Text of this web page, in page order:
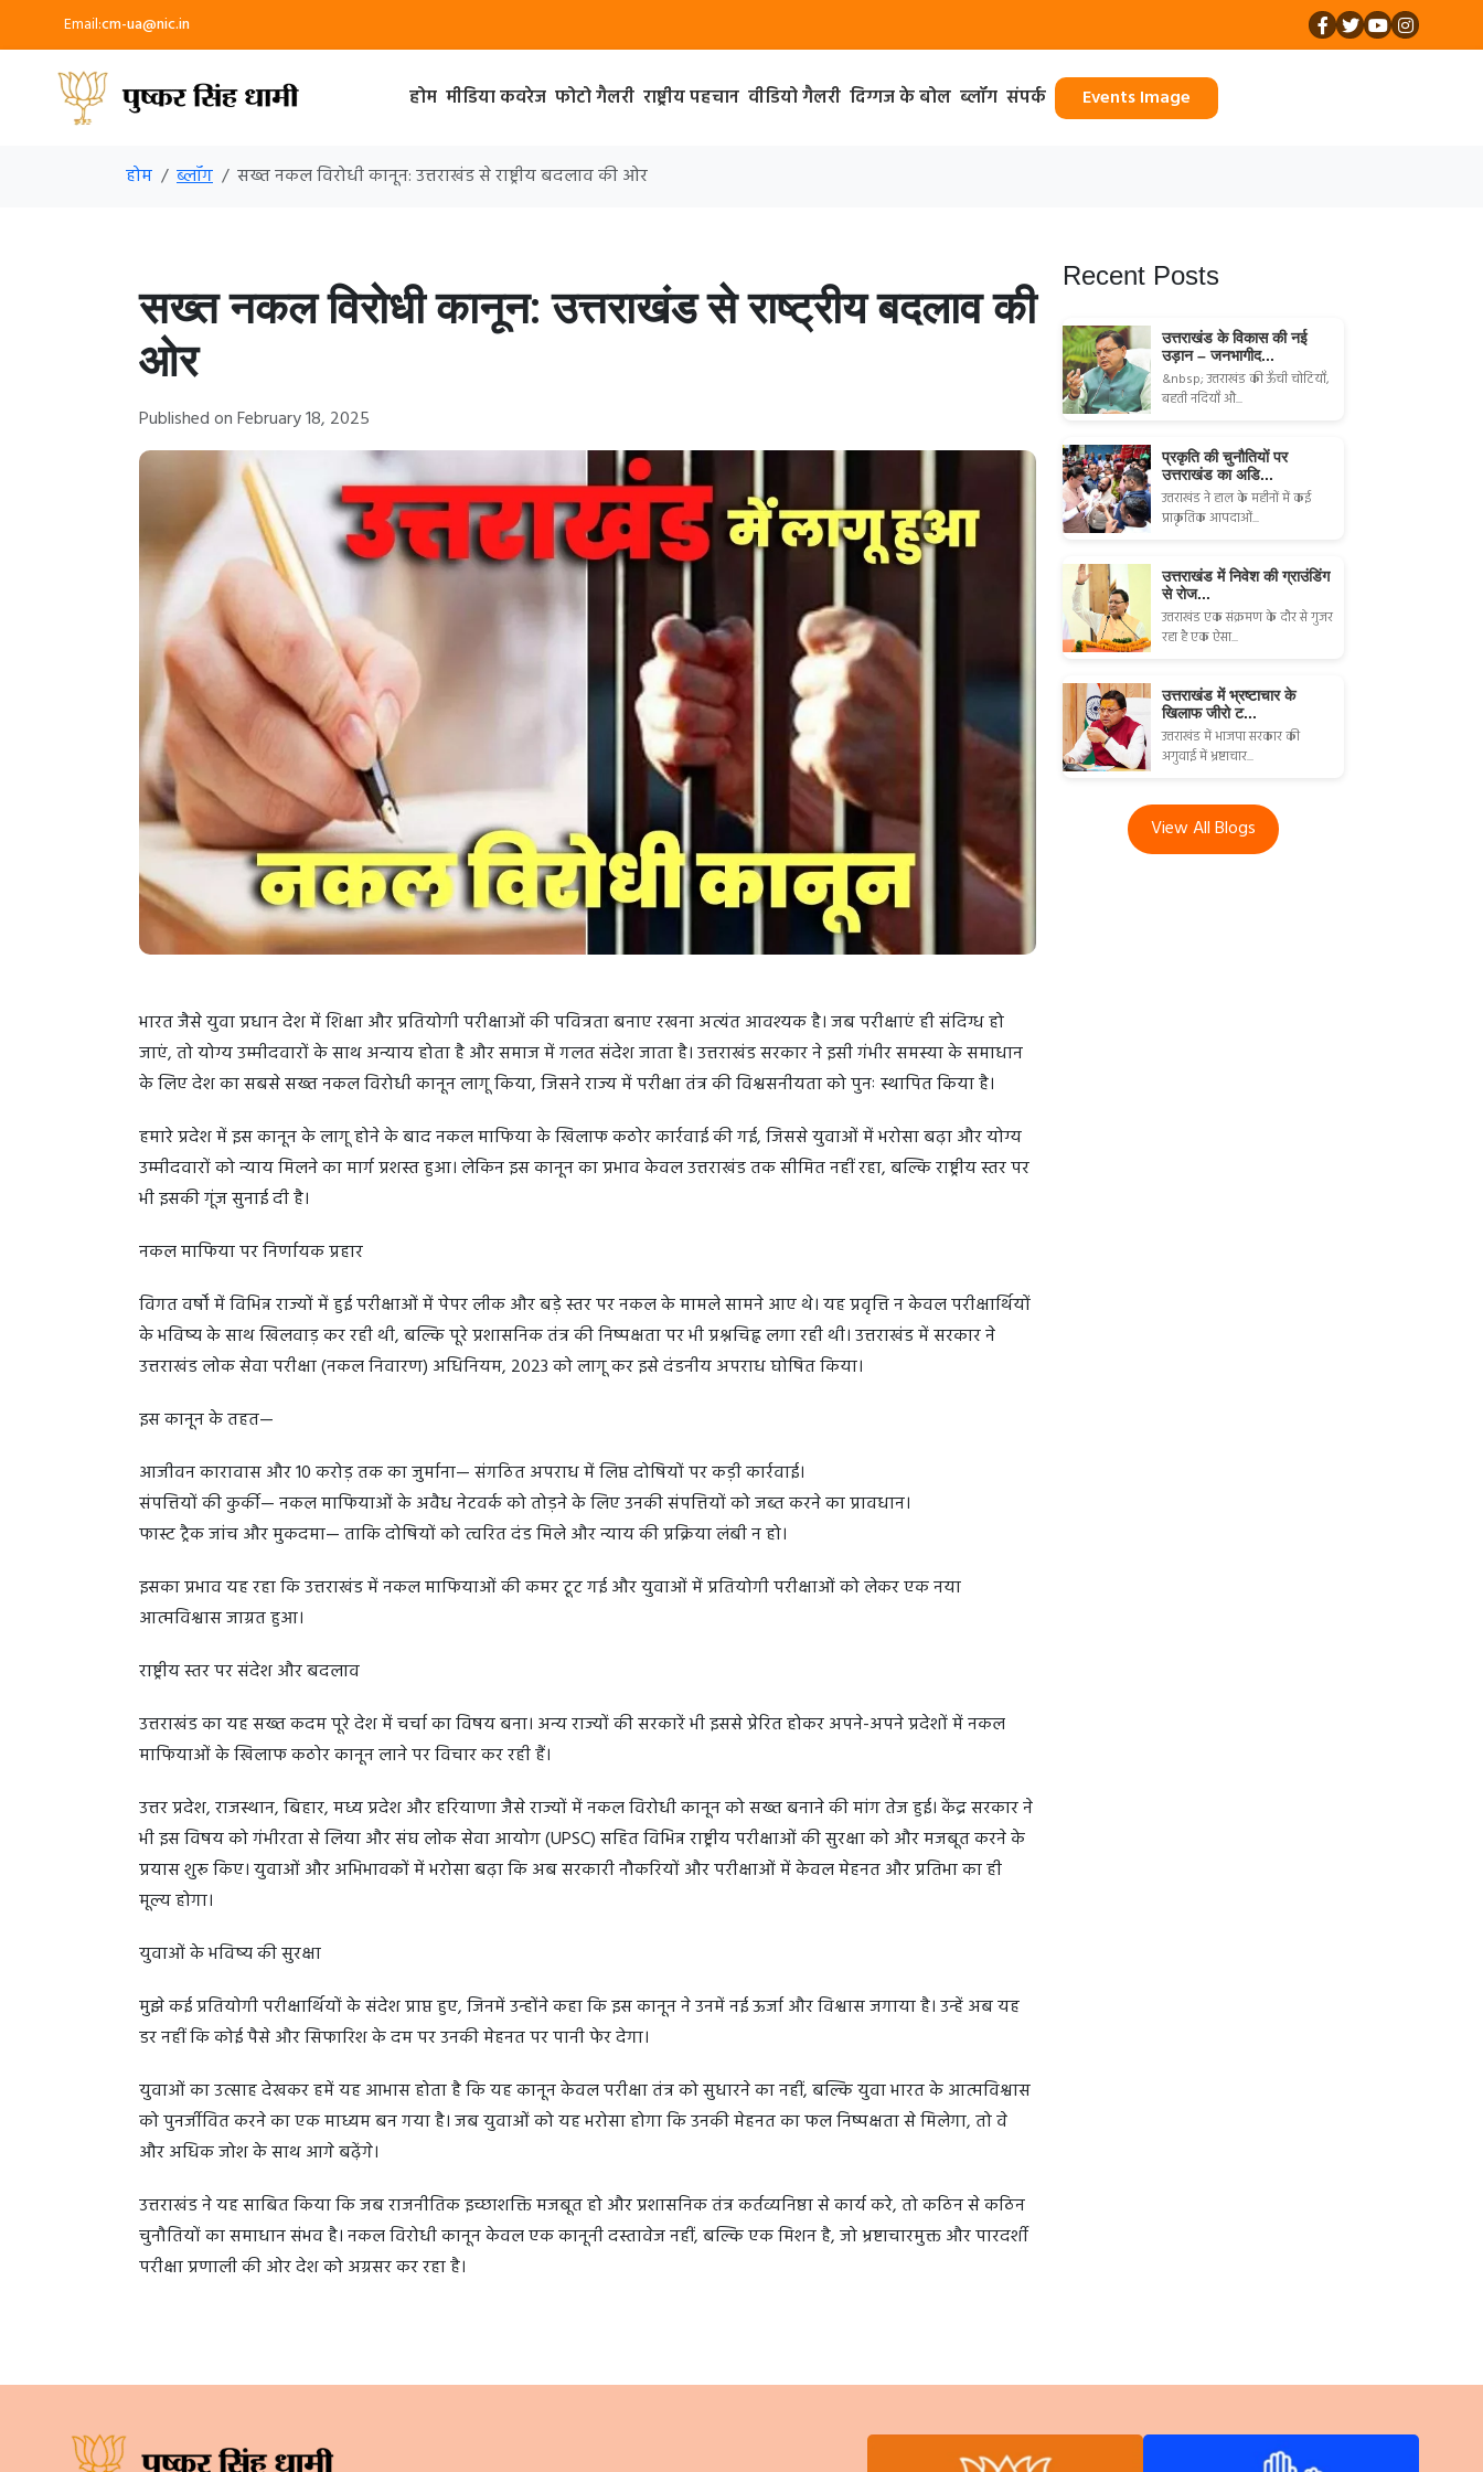
Email:cm-ua@nic.in
होम मीडिया कवरेज फोटो गैलरी राष्ट्रीय पहचान वीडियो गैलरी दिग्गज के बोल ब्लॉग संपर्क Events Image
होम ब्लॉग सख्त नकल विरोधी कानून: उत्तराखंड से राष्ट्रीय बदलाव की ओर
सख्त नकल विरोधी कानून: उत्तराखंड से राष्ट्रीय बदलाव की
ओर
Published on February 18, 2025
भारत जैसे युवा प्रधान देश में शिक्षा और प्रतियोगी परीक्षाओं की पवित्रता बनाए रखना अत्यंत आवश्यक है। जब परीक्षाएं ही संदिग्ध हो
जाएं, तो योग्य उम्मीदवारों के साथ अन्याय होता है और समाज में गलत संदेश जाता है। उत्तराखंड सरकार ने इसी गंभीर समस्या के समाधान
के लिए देश का सबसे सख्त नकल विरोधी कानून लागू किया, जिसने राज्य में परीक्षा तंत्र की विश्वसनीयता को पुनः स्थापित किया है।
हमारे प्रदेश में इस कानून के लागू होने के बाद नकल माफिया के खिलाफ कठोर कार्रवाई की गई, जिससे युवाओं में भरोसा बढ़ा और योग्य
उम्मीदवारों को न्याय मिलने का मार्ग प्रशस्त हुआ। लेकिन इस कानून का प्रभाव केवल उत्तराखंड तक सीमित नहीं रहा, बल्कि राष्ट्रीय स्तर पर
भी इसकी गूंज सुनाई दी है।
नकल माफिया पर निर्णायक प्रहार
विगत वर्षों में विभिन्न राज्यों में हुई परीक्षाओं में पेपर लीक और बड़े स्तर पर नकल के मामले सामने आए थे। यह प्रवृत्ति न केवल परीक्षार्थियों
के भविष्य के साथ खिलवाड़ कर रही थी, बल्कि पूरे प्रशासनिक तंत्र की निष्पक्षता पर भी प्रश्नचिह्न लगा रही थी। उत्तराखंड में सरकार ने
उत्तराखंड लोक सेवा परीक्षा (नकल निवारण) अधिनियम, 2023 को लागू कर इसे दंडनीय अपराध घोषित किया।
इस कानून के तहत—
आजीवन कारावास और 10 करोड़ तक का जुर्माना— संगठित अपराध में लिप्त दोषियों पर कड़ी कार्रवाई।
संपत्तियों की कुर्की— नकल माफियाओं के अवैध नेटवर्क को तोड़ने के लिए उनकी संपत्तियों को जब्त करने का प्रावधान।
फास्ट ट्रैक जांच और मुकदमा— ताकि दोषियों को त्वरित दंड मिले और न्याय की प्रक्रिया लंबी न हो।
इसका प्रभाव यह रहा कि उत्तराखंड में नकल माफियाओं की कमर टूट गई और युवाओं में प्रतियोगी परीक्षाओं को लेकर एक नया
आत्मविश्वास जाग्रत हुआ।
राष्ट्रीय स्तर पर संदेश और बदलाव
उत्तराखंड का यह सख्त कदम पूरे देश में चर्चा का विषय बना। अन्य राज्यों की सरकारें भी इससे प्रेरित होकर अपने-अपने प्रदेशों में नकल
माफियाओं के खिलाफ कठोर कानून लाने पर विचार कर रही हैं।
उत्तर प्रदेश, राजस्थान, बिहार, मध्य प्रदेश और हरियाणा जैसे राज्यों में नकल विरोधी कानून को सख्त बनाने की मांग तेज हुई। केंद्र सरकार ने
भी इस विषय को गंभीरता से लिया और संघ लोक सेवा आयोग (UPSC) सहित विभिन्न राष्ट्रीय परीक्षाओं की सुरक्षा को और मजबूत करने के
प्रयास शुरू किए। युवाओं और अभिभावकों में भरोसा बढ़ा कि अब सरकारी नौकरियों और परीक्षाओं में केवल मेहनत और प्रतिभा का ही
मूल्य होगा।
युवाओं के भविष्य की सुरक्षा
मुझे कई प्रतियोगी परीक्षार्थियों के संदेश प्राप्त हुए, जिनमें उन्होंने कहा कि इस कानून ने उनमें नई ऊर्जा और विश्वास जगाया है। उन्हें अब यह
डर नहीं कि कोई पैसे और सिफारिश के दम पर उनकी मेहनत पर पानी फेर देगा।
युवाओं का उत्साह देखकर हमें यह आभास होता है कि यह कानून केवल परीक्षा तंत्र को सुधारने का नहीं, बल्कि युवा भारत के आत्मविश्वास
को पुनर्जीवित करने का एक माध्यम बन गया है। जब युवाओं को यह भरोसा होगा कि उनकी मेहनत का फल निष्पक्षता से मिलेगा, तो वे
और अधिक जोश के साथ आगे बढ़ेंगे।
उत्तराखंड ने यह साबित किया कि जब राजनीतिक इच्छाशक्ति मजबूत हो और प्रशासनिक तंत्र कर्तव्यनिष्ठा से कार्य करे, तो कठिन से कठिन
चुनौतियों का समाधान संभव है। नकल विरोधी कानून केवल एक कानूनी दस्तावेज नहीं, बल्कि एक मिशन है, जो भ्रष्टाचारमुक्त और पारदर्शी
परीक्षा प्रणाली की ओर देश को अग्रसर कर रहा है।
Recent Posts
उत्तराखंड के विकास की नई
उड़ान – जनभागीद...
&nbsp; उत्तराखंड की ऊँची चोटियाँ,
बहती नदियाँ औ...
प्रकृति की चुनौतियों पर
उत्तराखंड का अडि...
उत्तराखंड ने हाल के महीनों में कई
प्राकृतिक आपदाओं...
उत्तराखंड में निवेश की ग्राउंडिंग
से रोज...
उत्तराखंड एक संक्रमण के दौर से गुजर
रहा है एक ऐसा...
उत्तराखंड में भ्रष्टाचार के
खिलाफ जीरो ट...
उत्तराखंड में भाजपा सरकार की
अगुवाई में भ्रष्टाचार...
View All Blogs